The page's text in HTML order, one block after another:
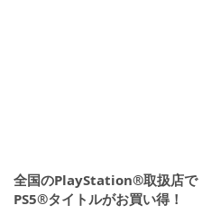
全国のPlayStation®取扱店で
PS5®タイトルがお買い得！